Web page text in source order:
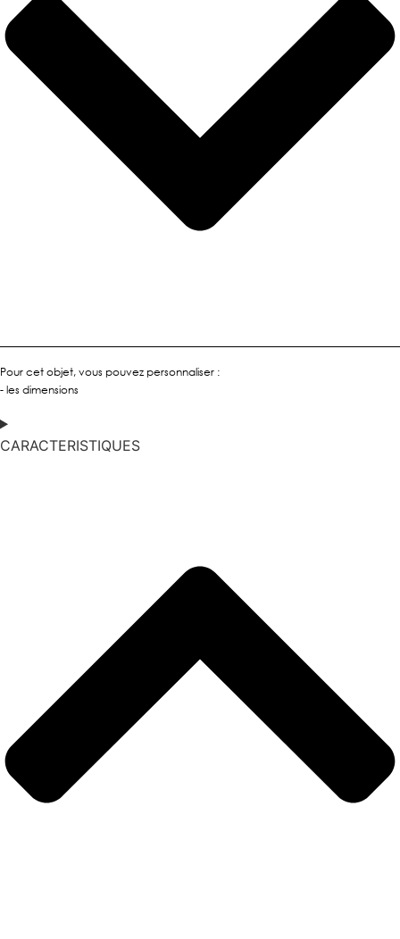
Pour cet objet, vous pouvez personnaliser :
- les dimensions
CARACTERISTIQUES